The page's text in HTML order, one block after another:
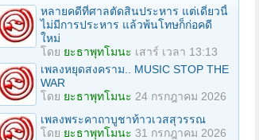
หลายคดีที่ศาลตัดสินประหาร แต่เดี๋ยวนี้
ไม่มีการประหาร แล้วพ้นโทษก็ก่อคดี
ใหม่
โดย ยะธาพุทโมนะ เสาร์ เวลา 13:13
เพลงหยุดสงคราม.. MUSIC STOP THE
WAR
โดย ยะธาพุทโมนะ 24 กรกฎาคม 2026
เพลงพระคาถาบูชาท้าวเวสสุวรรณ
โดย ยะธาพุทโมนะ 31 กรกฎาคม 2026